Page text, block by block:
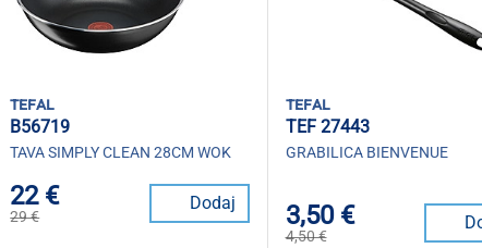
tefal
B56719
TAVA SIMPLY CLEAN 28CM WOK
22 €
29 €
Dodaj
tefal
TEF 27443
GRABILICA BIENVENUE
3,50 €
4,50 €